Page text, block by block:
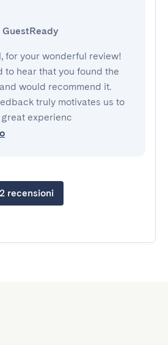
for your wonderful review!
to hear that you found the
would recommend it.
truly motivates us to
experienc
recensioni